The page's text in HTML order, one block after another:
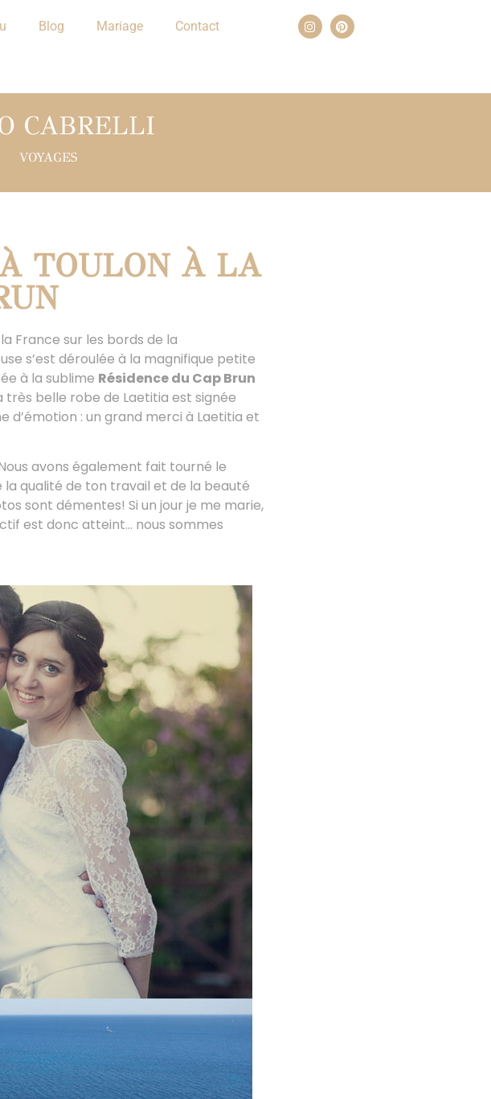
Blog Mariage Contact
CABRELLI
VOYAGES
TOULON À LA
France sur les bords de la
s’est déroulée à la magnifique petite
à la sublime Résidence du Cap Brun
très belle robe de Laetitia est signée
d’émotion : un grand merci à Laetitia et
avons également fait tourné le
qualité de ton travail et de la beauté
sont démentes! Si un jour je me marie,
est donc atteint… nous sommes